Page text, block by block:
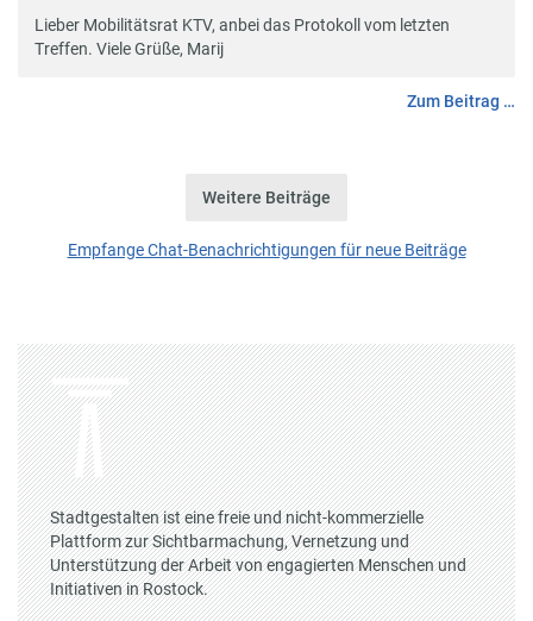
Lieber Mobilitätsrat KTV, anbei das Protokoll vom letzten
Treffen. Viele Grüße, Marij
Zum Beitrag …
Weitere Beiträge
Empfange Chat-Benachrichtigungen für neue Beiträge
Stadtgestalten ist eine freie und nicht-kommerzielle
Plattform zur Sichtbarmachung, Vernetzung und
Unterstützung der Arbeit von engagierten Menschen und
Initiativen in Rostock.